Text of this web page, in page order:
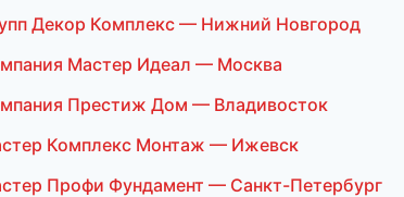
Декор Комплекс — Нижний Новгород
Мастер Идеал — Москва
Престиж Дом — Владивосток
Комплекс Монтаж — Ижевск
Профи Фундамент — Санкт-Петербург